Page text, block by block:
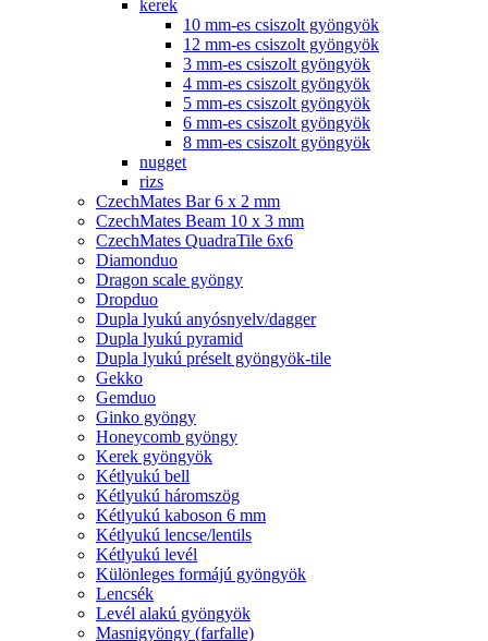
kerek
10 mm-es csiszolt gyöngyök
12 mm-es csiszolt gyöngyök
3 mm-es csiszolt gyöngyök
4 mm-es csiszolt gyöngyök
5 mm-es csiszolt gyöngyök
6 mm-es csiszolt gyöngyök
8 mm-es csiszolt gyöngyök
nugget
rizs
CzechMates Bar 6 x 2 mm
CzechMates Beam 10 x 3 mm
CzechMates QuadraTile 6x6
Diamonduo
Dragon scale gyöngy
Dropduo
Dupla lyukú anyósnyelv/dagger
Dupla lyukú pyramid
Dupla lyukú préselt gyöngyök-tile
Gekko
Gemduo
Ginko gyöngy
Honeycomb gyöngy
Kerek gyöngyök
Kétlyukú bell
Kétlyukú háromszög
Kétlyukú kaboson 6 mm
Kétlyukú lencse/lentils
Kétlyukú levél
Különleges formájú gyöngyök
Lencsék
Levél alakú gyöngyök
Masnigyöngy (farfalle)